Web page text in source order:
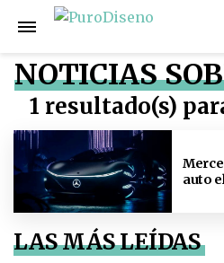
NOTICIAS
1 resultado(s)
auto
LAS MÁS LEÍDAS